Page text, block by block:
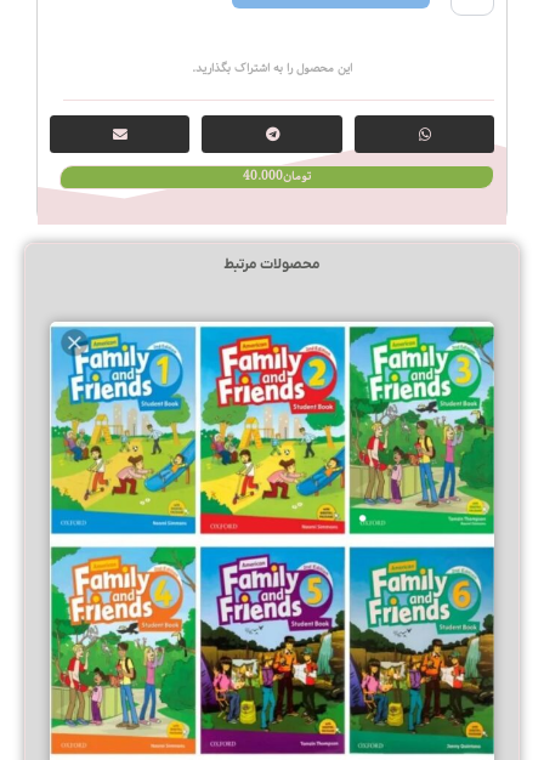
این محصول را به اشتراک بگذارید.
تومان40.000
محصولات مرتبط